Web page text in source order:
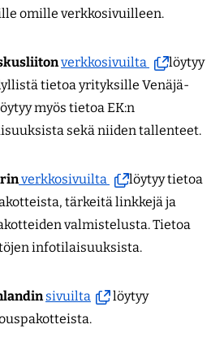
omille verkkosivuilleen.
verkkosivuilta (avautuu
uuteen
siirryt
palveluun)
löytyy
tietoa yrityksille Venäjä-
myös tietoa EK:n
sekä niiden tallenteet.
verkkosivuilta (avautuu
uuteen
ikkunaan,
siirryt
palveluun)
löytyy tietoa
tärkeitä linkkejä ja
valmistelusta. Tietoa
infotilaisuuksista.
sivuilta (avautuu
uuteen
löytyy